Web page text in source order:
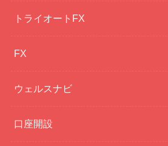
トライオートFX
FX
ウェルスナビ
口座開設